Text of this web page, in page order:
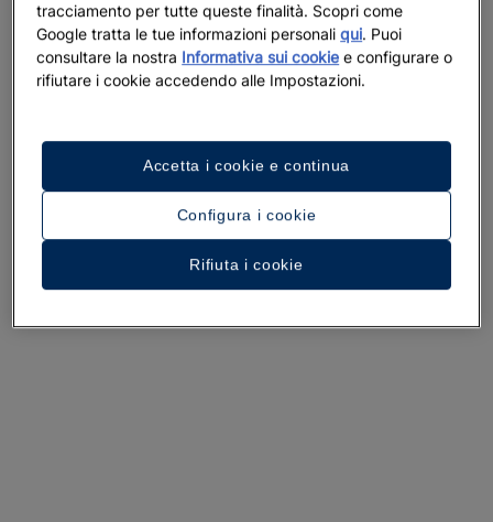
tracciamento per tutte queste finalità. Scopri come
Google tratta le tue informazioni personaliqui. Puoi
consultare la nostra Informativa sui cookie e configurare o
rifiutare i cookie accedendo alle Impostazioni.
Configura i cookie
Rifiuta i cookie
Accetta i cookie e continua